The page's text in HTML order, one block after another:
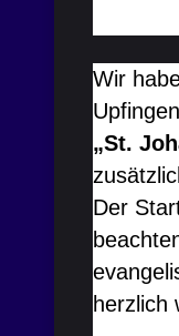
Wir
„St.
Der
herzlich